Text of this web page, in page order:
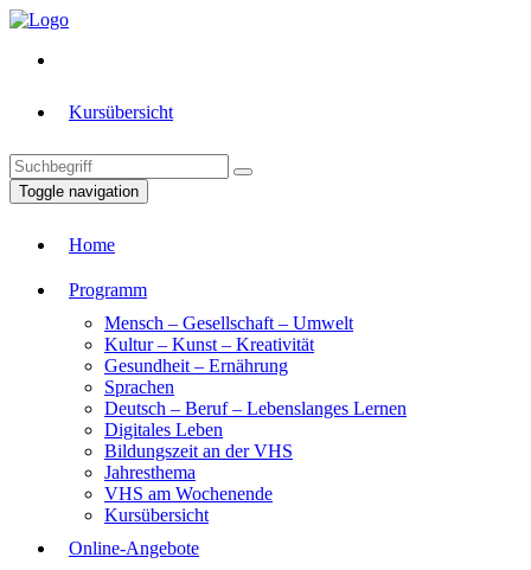
Kursübersicht
Toggle navigation
Home
Programm
Mensch – Gesellschaft – Umwelt
Kultur – Kunst – Kreativität
Gesundheit – Ernährung
Sprachen
Deutsch – Beruf – Lebenslanges Lernen
Digitales Leben
Bildungszeit an der VHS
Jahresthema
VHS am Wochenende
Kursübersicht
Online-Angebote